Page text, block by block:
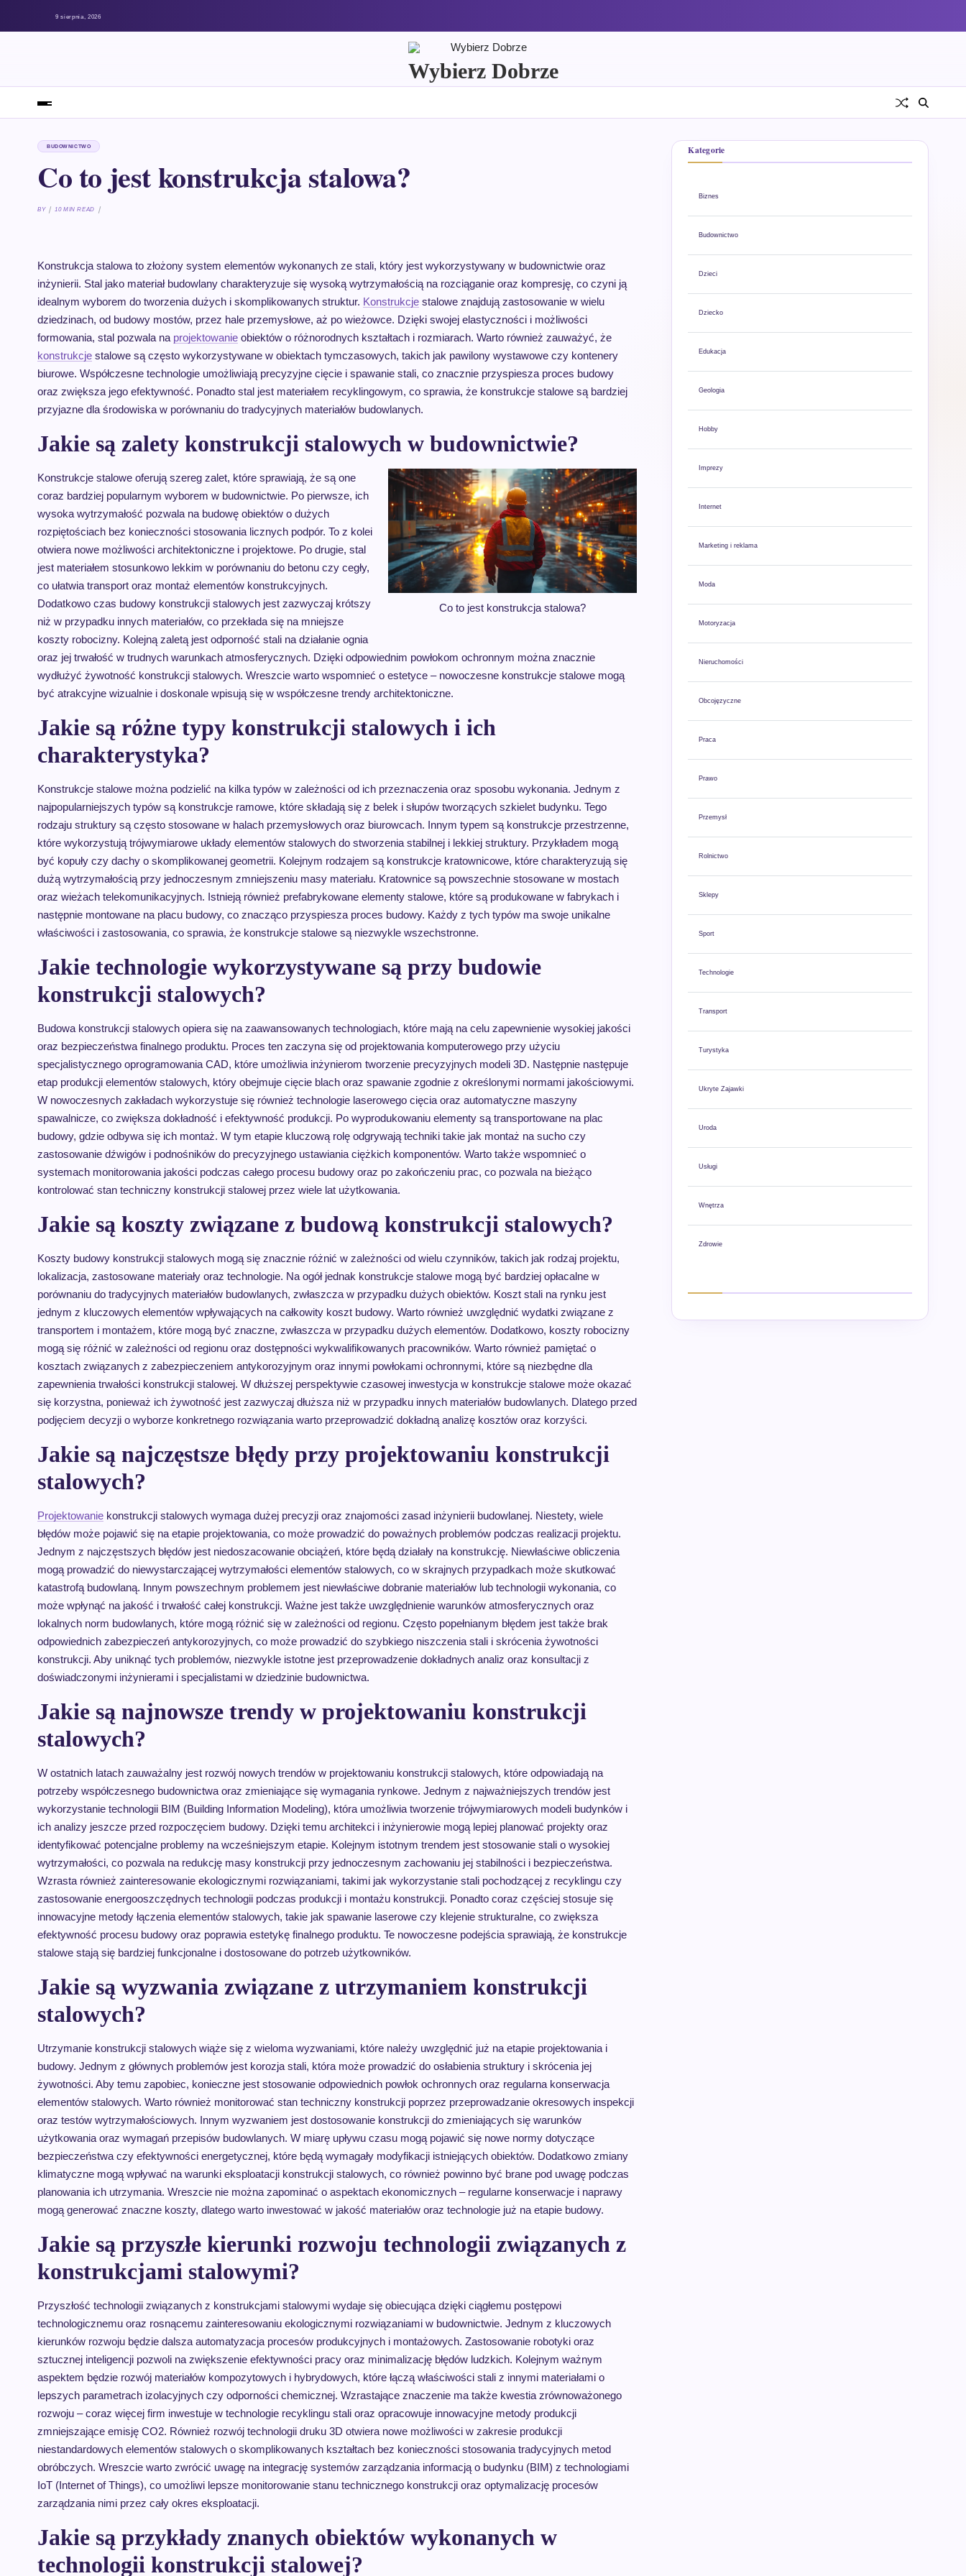
9 sierpnia, 2026
Wybierz Dobrze
BUDOWNICTWO
Co to jest konstrukcja stalowa?
BY 10 MIN READ
Konstrukcja stalowa to złożony system elementów wykonanych ze stali, który jest wykorzystywany w budownictwie oraz
inżynierii. Stal jako materiał budowlany charakteryzuje się wysoką wytrzymałością na rozciąganie oraz kompresję, co czyni ją
idealnym wyborem do tworzenia dużych i skomplikowanych struktur. Konstrukcje stalowe znajdują zastosowanie w wielu
dziedzinach, od budowy mostów, przez hale przemysłowe, aż po wieżowce. Dzięki swojej elastyczności i możliwości
formowania, stal pozwala na projektowanie obiektów o różnorodnych kształtach i rozmiarach. Warto również zauważyć, że
konstrukcje stalowe są często wykorzystywane w obiektach tymczasowych, takich jak pawilony wystawowe czy kontenery
biurowe. Współczesne technologie umożliwiają precyzyjne cięcie i spawanie stali, co znacznie przyspiesza proces budowy
oraz zwiększa jego efektywność. Ponadto stal jest materiałem recyklingowym, co sprawia, że konstrukcje stalowe są bardziej
przyjazne dla środowiska w porównaniu do tradycyjnych materiałów budowlanych.
Jakie są zalety konstrukcji stalowych w budownictwie?
Co to jest konstrukcja stalowa?
Konstrukcje stalowe oferują szereg zalet, które sprawiają, że są one
coraz bardziej popularnym wyborem w budownictwie. Po pierwsze, ich
wysoka wytrzymałość pozwala na budowę obiektów o dużych
rozpiętościach bez konieczności stosowania licznych podpór. To z kolei
otwiera nowe możliwości architektoniczne i projektowe. Po drugie, stal
jest materiałem stosunkowo lekkim w porównaniu do betonu czy cegły,
co ułatwia transport oraz montaż elementów konstrukcyjnych.
Dodatkowo czas budowy konstrukcji stalowych jest zazwyczaj krótszy
niż w przypadku innych materiałów, co przekłada się na mniejsze
koszty robocizny. Kolejną zaletą jest odporność stali na działanie ognia
oraz jej trwałość w trudnych warunkach atmosferycznych. Dzięki odpowiednim powłokom ochronnym można znacznie
wydłużyć żywotność konstrukcji stalowych. Wreszcie warto wspomnieć o estetyce – nowoczesne konstrukcje stalowe mogą
być atrakcyjne wizualnie i doskonale wpisują się w współczesne trendy architektoniczne.
Jakie są różne typy konstrukcji stalowych i ich
charakterystyka?
Konstrukcje stalowe można podzielić na kilka typów w zależności od ich przeznaczenia oraz sposobu wykonania. Jednym z
najpopularniejszych typów są konstrukcje ramowe, które składają się z belek i słupów tworzących szkielet budynku. Tego
rodzaju struktury są często stosowane w halach przemysłowych oraz biurowcach. Innym typem są konstrukcje przestrzenne,
które wykorzystują trójwymiarowe układy elementów stalowych do stworzenia stabilnej i lekkiej struktury. Przykładem mogą
być kopuły czy dachy o skomplikowanej geometrii. Kolejnym rodzajem są konstrukcje kratownicowe, które charakteryzują się
dużą wytrzymałością przy jednoczesnym zmniejszeniu masy materiału. Kratownice są powszechnie stosowane w mostach
oraz wieżach telekomunikacyjnych. Istnieją również prefabrykowane elementy stalowe, które są produkowane w fabrykach i
następnie montowane na placu budowy, co znacząco przyspiesza proces budowy. Każdy z tych typów ma swoje unikalne
właściwości i zastosowania, co sprawia, że konstrukcje stalowe są niezwykle wszechstronne.
Jakie technologie wykorzystywane są przy budowie
konstrukcji stalowych?
Budowa konstrukcji stalowych opiera się na zaawansowanych technologiach, które mają na celu zapewnienie wysokiej jakości
oraz bezpieczeństwa finalnego produktu. Proces ten zaczyna się od projektowania komputerowego przy użyciu
specjalistycznego oprogramowania CAD, które umożliwia inżynierom tworzenie precyzyjnych modeli 3D. Następnie następuje
etap produkcji elementów stalowych, który obejmuje cięcie blach oraz spawanie zgodnie z określonymi normami jakościowymi.
W nowoczesnych zakładach wykorzystuje się również technologie laserowego cięcia oraz automatyczne maszyny
spawalnicze, co zwiększa dokładność i efektywność produkcji. Po wyprodukowaniu elementy są transportowane na plac
budowy, gdzie odbywa się ich montaż. W tym etapie kluczową rolę odgrywają techniki takie jak montaż na sucho czy
zastosowanie dźwigów i podnośników do precyzyjnego ustawiania ciężkich komponentów. Warto także wspomnieć o
systemach monitorowania jakości podczas całego procesu budowy oraz po zakończeniu prac, co pozwala na bieżąco
kontrolować stan techniczny konstrukcji stalowej przez wiele lat użytkowania.
Jakie są koszty związane z budową konstrukcji stalowych?
Koszty budowy konstrukcji stalowych mogą się znacznie różnić w zależności od wielu czynników, takich jak rodzaj projektu,
lokalizacja, zastosowane materiały oraz technologie. Na ogół jednak konstrukcje stalowe mogą być bardziej opłacalne w
porównaniu do tradycyjnych materiałów budowlanych, zwłaszcza w przypadku dużych obiektów. Koszt stali na rynku jest
jednym z kluczowych elementów wpływających na całkowity koszt budowy. Warto również uwzględnić wydatki związane z
transportem i montażem, które mogą być znaczne, zwłaszcza w przypadku dużych elementów. Dodatkowo, koszty robocizny
mogą się różnić w zależności od regionu oraz dostępności wykwalifikowanych pracowników. Warto również pamiętać o
kosztach związanych z zabezpieczeniem antykorozyjnym oraz innymi powłokami ochronnymi, które są niezbędne dla
zapewnienia trwałości konstrukcji stalowej. W dłuższej perspektywie czasowej inwestycja w konstrukcje stalowe może okazać
się korzystna, ponieważ ich żywotność jest zazwyczaj dłuższa niż w przypadku innych materiałów budowlanych. Dlatego przed
podjęciem decyzji o wyborze konkretnego rozwiązania warto przeprowadzić dokładną analizę kosztów oraz korzyści.
Jakie są najczęstsze błędy przy projektowaniu konstrukcji
stalowych?
Projektowanie konstrukcji stalowych wymaga dużej precyzji oraz znajomości zasad inżynierii budowlanej. Niestety, wiele
błędów może pojawić się na etapie projektowania, co może prowadzić do poważnych problemów podczas realizacji projektu.
Jednym z najczęstszych błędów jest niedoszacowanie obciążeń, które będą działały na konstrukcję. Niewłaściwe obliczenia
mogą prowadzić do niewystarczającej wytrzymałości elementów stalowych, co w skrajnych przypadkach może skutkować
katastrofą budowlaną. Innym powszechnym problemem jest niewłaściwe dobranie materiałów lub technologii wykonania, co
może wpłynąć na jakość i trwałość całej konstrukcji. Ważne jest także uwzględnienie warunków atmosferycznych oraz
lokalnych norm budowlanych, które mogą różnić się w zależności od regionu. Często popełnianym błędem jest także brak
odpowiednich zabezpieczeń antykorozyjnych, co może prowadzić do szybkiego niszczenia stali i skrócenia żywotności
konstrukcji. Aby uniknąć tych problemów, niezwykle istotne jest przeprowadzenie dokładnych analiz oraz konsultacji z
doświadczonymi inżynierami i specjalistami w dziedzinie budownictwa.
Jakie są najnowsze trendy w projektowaniu konstrukcji
stalowych?
W ostatnich latach zauważalny jest rozwój nowych trendów w projektowaniu konstrukcji stalowych, które odpowiadają na
potrzeby współczesnego budownictwa oraz zmieniające się wymagania rynkowe. Jednym z najważniejszych trendów jest
wykorzystanie technologii BIM (Building Information Modeling), która umożliwia tworzenie trójwymiarowych modeli budynków i
ich analizy jeszcze przed rozpoczęciem budowy. Dzięki temu architekci i inżynierowie mogą lepiej planować projekty oraz
identyfikować potencjalne problemy na wcześniejszym etapie. Kolejnym istotnym trendem jest stosowanie stali o wysokiej
wytrzymałości, co pozwala na redukcję masy konstrukcji przy jednoczesnym zachowaniu jej stabilności i bezpieczeństwa.
Wzrasta również zainteresowanie ekologicznymi rozwiązaniami, takimi jak wykorzystanie stali pochodzącej z recyklingu czy
zastosowanie energooszczędnych technologii podczas produkcji i montażu konstrukcji. Ponadto coraz częściej stosuje się
innowacyjne metody łączenia elementów stalowych, takie jak spawanie laserowe czy klejenie strukturalne, co zwiększa
efektywność procesu budowy oraz poprawia estetykę finalnego produktu. Te nowoczesne podejścia sprawiają, że konstrukcje
stalowe stają się bardziej funkcjonalne i dostosowane do potrzeb użytkowników.
Jakie są wyzwania związane z utrzymaniem konstrukcji
stalowych?
Utrzymanie konstrukcji stalowych wiąże się z wieloma wyzwaniami, które należy uwzględnić już na etapie projektowania i
budowy. Jednym z głównych problemów jest korozja stali, która może prowadzić do osłabienia struktury i skrócenia jej
żywotności. Aby temu zapobiec, konieczne jest stosowanie odpowiednich powłok ochronnych oraz regularna konserwacja
elementów stalowych. Warto również monitorować stan techniczny konstrukcji poprzez przeprowadzanie okresowych inspekcji
oraz testów wytrzymałościowych. Innym wyzwaniem jest dostosowanie konstrukcji do zmieniających się warunków
użytkowania oraz wymagań przepisów budowlanych. W miarę upływu czasu mogą pojawić się nowe normy dotyczące
bezpieczeństwa czy efektywności energetycznej, które będą wymagały modyfikacji istniejących obiektów. Dodatkowo zmiany
klimatyczne mogą wpływać na warunki eksploatacji konstrukcji stalowych, co również powinno być brane pod uwagę podczas
planowania ich utrzymania. Wreszcie nie można zapominać o aspektach ekonomicznych – regularne konserwacje i naprawy
mogą generować znaczne koszty, dlatego warto inwestować w jakość materiałów oraz technologie już na etapie budowy.
Jakie są przyszłe kierunki rozwoju technologii związanych z
konstrukcjami stalowymi?
Przyszłość technologii związanych z konstrukcjami stalowymi wydaje się obiecująca dzięki ciągłemu postępowi
technologicznemu oraz rosnącemu zainteresowaniu ekologicznymi rozwiązaniami w budownictwie. Jednym z kluczowych
kierunków rozwoju będzie dalsza automatyzacja procesów produkcyjnych i montażowych. Zastosowanie robotyki oraz
sztucznej inteligencji pozwoli na zwiększenie efektywności pracy oraz minimalizację błędów ludzkich. Kolejnym ważnym
aspektem będzie rozwój materiałów kompozytowych i hybrydowych, które łączą właściwości stali z innymi materiałami o
lepszych parametrach izolacyjnych czy odporności chemicznej. Wzrastające znaczenie ma także kwestia zrównoważonego
rozwoju – coraz więcej firm inwestuje w technologie recyklingu stali oraz opracowuje innowacyjne metody produkcji
zmniejszające emisję CO2. Również rozwój technologii druku 3D otwiera nowe możliwości w zakresie produkcji
niestandardowych elementów stalowych o skomplikowanych kształtach bez konieczności stosowania tradycyjnych metod
obróbczych. Wreszcie warto zwrócić uwagę na integrację systemów zarządzania informacją o budynku (BIM) z technologiami
IoT (Internet of Things), co umożliwi lepsze monitorowanie stanu technicznego konstrukcji oraz optymalizację procesów
zarządzania nimi przez cały okres eksploatacji.
Jakie są przykłady znanych obiektów wykonanych w
technologii konstrukcji stalowej?
Kategorie
Biznes
Budownictwo
Dzieci
Dziecko
Edukacja
Geologia
Hobby
Imprezy
Internet
Marketing i reklama
Moda
Motoryzacja
Nieruchomości
Obcojęzyczne
Praca
Prawo
Przemysł
Rolnictwo
Sklepy
Sport
Technologie
Transport
Turystyka
Ukryte Zajawki
Uroda
Usługi
Wnętrza
Zdrowie